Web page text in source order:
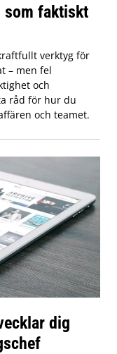
som faktiskt
verktyg för
– men fel
och
råd för hur du
och teamet.
dig